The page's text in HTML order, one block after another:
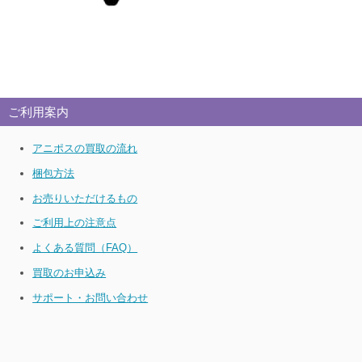
ご利用案内
アニポスの買取の流れ
梱包方法
お売りいただけるもの
ご利用上の注意点
よくある質問（FAQ）
買取のお申込み
サポート・お問い合わせ